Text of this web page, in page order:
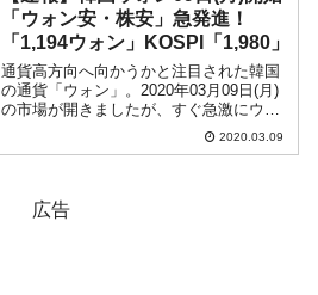
京』で現地投資家...
「ウォン安・株安」急発進！
「1,194ウォン」KOSPI「1,980」
通貨高方向へ向かうかと注目された韓国
の通貨「ウォン」。2020年03月09日(月)
の市場が開きましたが、すぐ急激にウォ
ン安方向へ進行しました。開場直後の
09：19現在（日本時間）、ドルウォンチ
2020.03.09
広告